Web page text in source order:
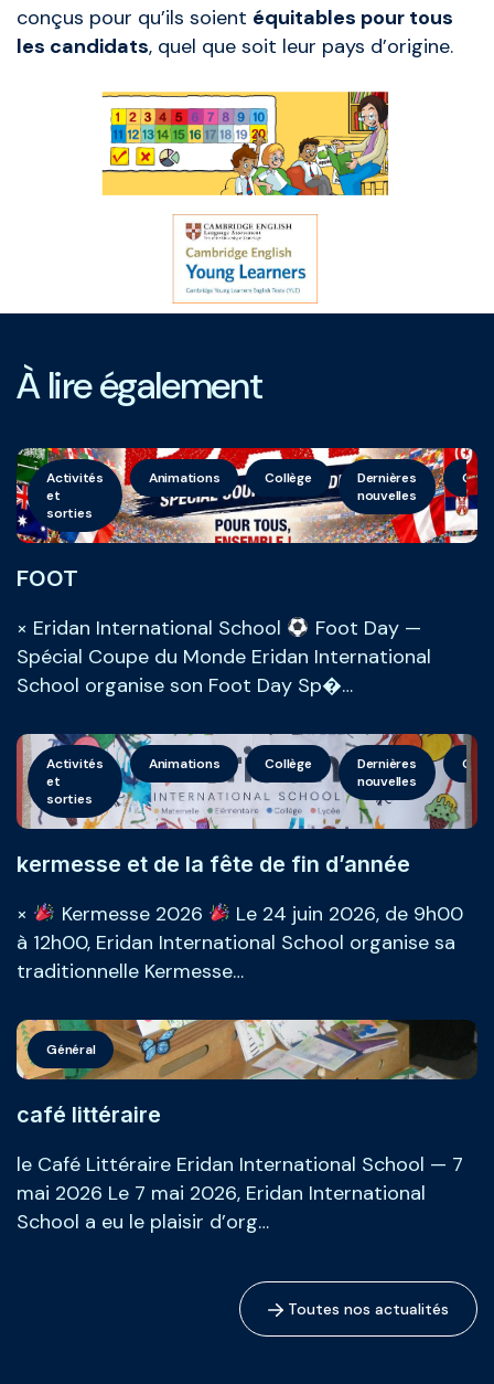
conçus pour qu’ils soient équitables pour tous
les candidats, quel que soit leur pays d’origine.
À lire également
Activités
et
sorties
Animations Collège
Dernières
nouvelles
FOOT
× Eridan International School
Foot Day —
Spécial Coupe du Monde Eridan International
School organise son Foot Day Sp�…
Activités
et
sorties
Animations Collège
Dernières
nouvelles
kermesse et de la fête de fin d’année
×
Kermesse 2026
Le 24 juin 2026, de 9h00
à 12h00, Eridan International School organise sa
traditionnelle Kermesse…
Général
café littéraire
le Café Littéraire Eridan International School — 7
mai 2026 Le 7 mai 2026, Eridan International
School a eu le plaisir d’org…
Toutes nos actualités